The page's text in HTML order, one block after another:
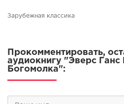
Зарубежная классика
Прокомментировать,
аудиокнигу "Эверс Ганс
Богомолка":